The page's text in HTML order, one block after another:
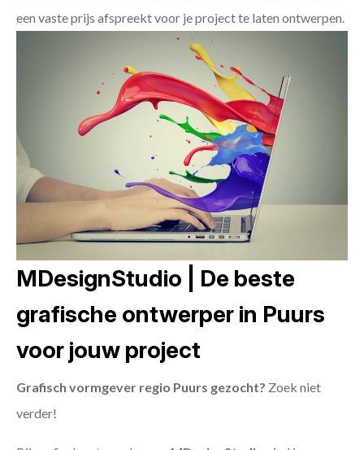
een vaste prijs afspreekt voor je project te laten ontwerpen.
MDesignStudio | De beste
grafische ontwerper in Puurs
voor jouw project
Grafisch vormgever regio Puurs gezocht? Zoek niet
verder!